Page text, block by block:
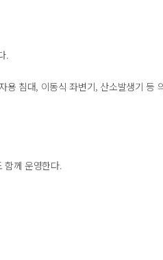
.
침대, 이동식 좌변기, 산소발생기 등
함께 운영한다.